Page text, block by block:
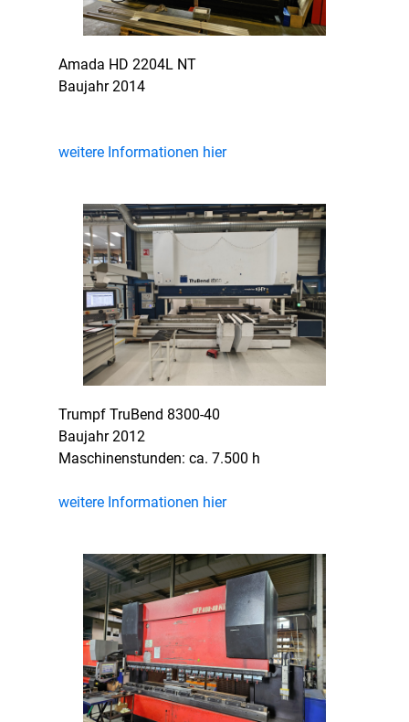
Amada HD 2204L NT
Baujahr 2014
weitere Informationen hier
Trumpf TruBend 8300-40
Baujahr 2012
Maschinenstunden: ca. 7.500 h
weitere Informationen hier